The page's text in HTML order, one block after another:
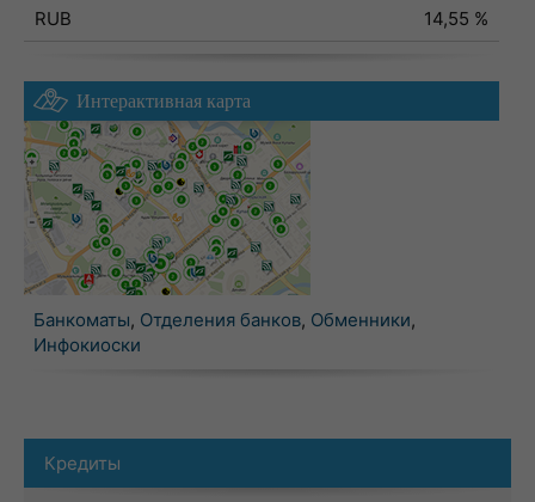
RUB
14,55 %
Интерактивная карта
Банкоматы, Отделения банков, Обменники,
Инфокиоски
Кредиты